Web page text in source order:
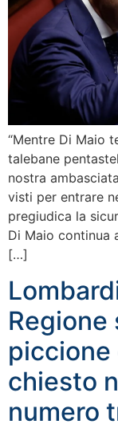
“Mentre Di Maio
talebane
nostra
visti per entrare
pregiudica la
Di Maio continua
[…]
piccione
chiesto
numero